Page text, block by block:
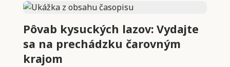
Pôvab kysuckých lazov: Vydajte
sa na prechádzku čarovným
krajom